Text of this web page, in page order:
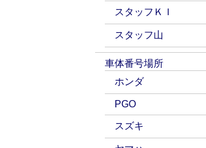
スタッフＫＩ
スタッフ山
車体番号場所
ホンダ
PGO
スズキ